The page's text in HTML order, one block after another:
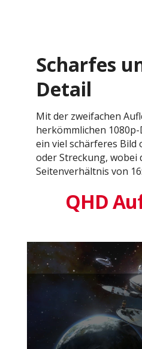
Scharfes
Detail
Mit der zweifachen
herkömmlichen
ein viel schärferes
oder Streckung, wobei
Seitenverhältnis von
QHD